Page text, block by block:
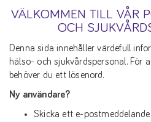
VÄLKOMMEN TILL VÅR
OCH
Denna sida innehåller värdefull
hälso- och sjukvårdspersonal. För
behöver du ett lösenord.
Ny användare?
Skicka ett e-postmeddelande